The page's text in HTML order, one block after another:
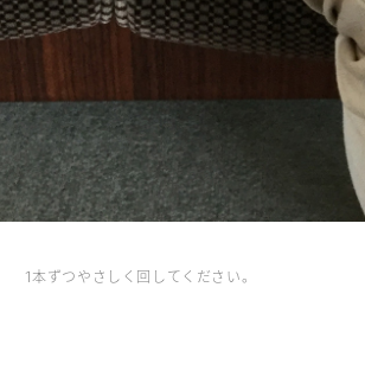
1本ずつやさしく回してください。